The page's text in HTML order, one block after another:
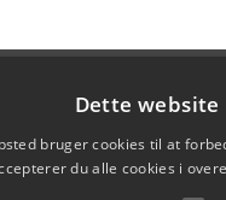
Dette website
bruger cookies til at
du alle cookies i